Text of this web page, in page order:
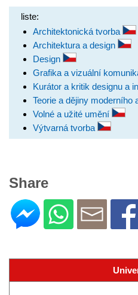
liste:
Architektonická tvorba
Architektura a design
Design
Grafika a vizuální
Kurátor a kritik designu a
Teorie a dějiny moderního
Volné a užité umění
Výtvarná tvorba
Share